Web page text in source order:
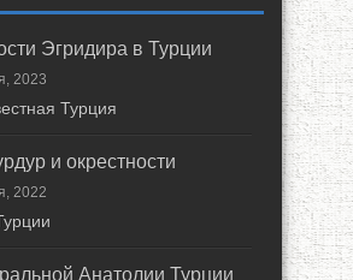
Эгридира в Турции
2023
Турция
и окрестности
2022
Анатолии Турции